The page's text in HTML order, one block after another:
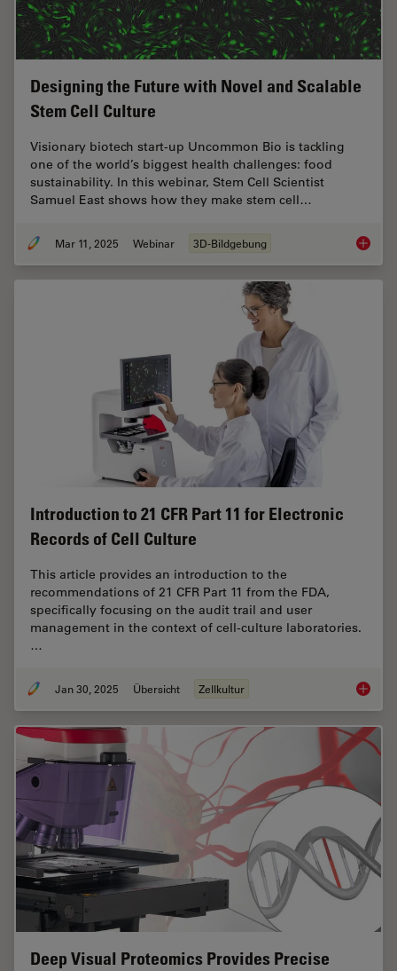
Designing the Future with Novel and Scalable
Stem Cell Culture
Visionary biotech start-up Uncommon Bio is tackling
one of the world’s biggest health challenges: food
sustainability. In this webinar, Stem Cell Scientist
Samuel East shows how they make stem cell…
Mar 11, 2025 Webinar 3D-Bildgebung
Introduction to 21 CFR Part 11 for Electronic
Records of Cell Culture
This article provides an introduction to the
recommendations of 21 CFR Part 11 from the FDA,
specifically focusing on the audit trail and user
management in the context of cell-culture laboratories.
…
Jan 30, 2025 Übersicht Zellkultur
Deep Visual Proteomics Provides Precise